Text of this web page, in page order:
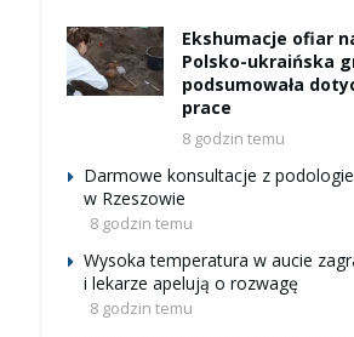
Ekshumacje ofiar
Polsko-ukraińska
podsumowała
prace
8 godzin temu
Darmowe konsultacje z
w Rzeszowie
8 godzin temu
Wysoka temperatura w aucie
i lekarze apelują o rozwagę
8 godzin temu